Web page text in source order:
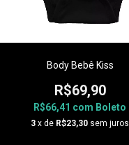
Body Bebê Kiss
R$69,90
R$66,41 com Boleto
3 x de R$23,30 sem juros